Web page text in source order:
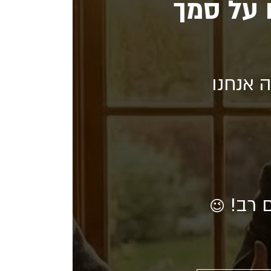
על סמך
אנחנו
רב! 😉